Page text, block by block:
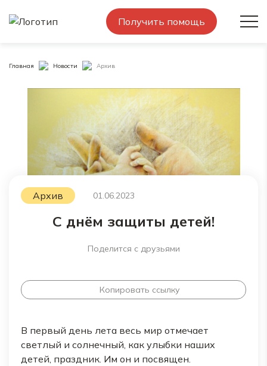
Получить помощь
Главная Новости Архив
Архив 01.06.2023
С днём защиты детей!
Поделится с друзьями
Копировать ссылку
В первый день лета весь мир отмечает
светлый и солнечный, как улыбки наших
детей, праздник. Им он и посвящен.